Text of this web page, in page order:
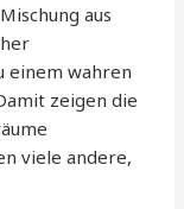
aus
einem wahren
zeigen die
viele andere,